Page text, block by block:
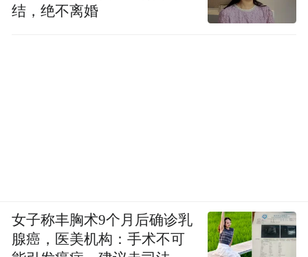
结，绝不离婚
女子称丰胸术9个月后确诊乳
腺癌，医美机构：手术不可